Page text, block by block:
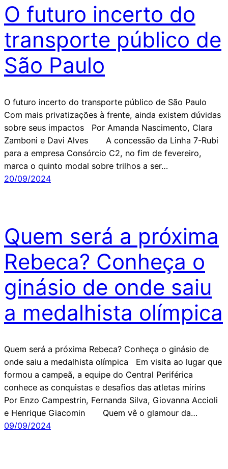
O futuro incerto do
transporte público de
São Paulo
O futuro incerto do transporte público de São Paulo
Com mais privatizações à frente, ainda existem dúvidas
sobre seus impactos Por Amanda Nascimento, Clara
Zamboni e Davi Alves A concessão da Linha 7-Rubi
para a empresa Consórcio C2, no fim de fevereiro,
marca o quinto modal sobre trilhos a ser…
20/09/2024
Quem será a próxima
Rebeca? Conheça o
ginásio de onde saiu
a medalhista olímpica
Quem será a próxima Rebeca? Conheça o ginásio de
onde saiu a medalhista olímpica Em visita ao lugar que
formou a campeã, a equipe do Central Periférica
conhece as conquistas e desafios das atletas mirins
Por Enzo Campestrin, Fernanda Silva, Giovanna Accioli
e Henrique Giacomin Quem vê o glamour da…
09/09/2024